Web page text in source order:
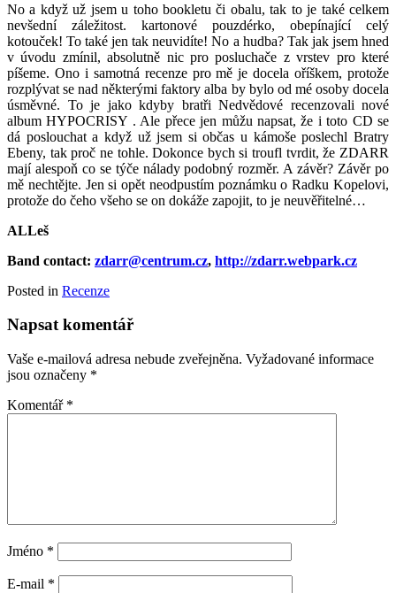
No a když už jsem u toho bookletu či obalu, tak to je také celkem
nevšední záležitost. kartonové pouzdérko, obepínající celý
kotouček! To také jen tak neuvidíte! No a hudba? Tak jak jsem hned
v úvodu zmínil, absolutně nic pro posluchače z vrstev pro které
píšeme. Ono i samotná recenze pro mě je docela oříškem, protože
rozplývat se nad některými faktory alba by bylo od mé osoby docela
úsměvné. To je jako kdyby bratři Nedvědové recenzovali nové
album HYPOCRISY . Ale přece jen můžu napsat, že i toto CD se
dá poslouchat a když už jsem si občas u kámoše poslechl Bratry
Ebeny, tak proč ne tohle. Dokonce bych si troufl tvrdit, že ZDARR
mají alespoň co se týče nálady podobný rozměr. A závěr? Závěr po
mě nechtějte. Jen si opět neodpustím poznámku o Radku Kopelovi,
protože do čeho všeho se on dokáže zapojit, to je neuvěřitelné…
ALLeš
Band contact: zdarr@centrum.cz, http://zdarr.webpark.cz
Posted in Recenze
Napsat komentář
Vaše e-mailová adresa nebude zveřejněna. Vyžadované informace
jsou označeny *
Komentář *
Jméno *
E-mail *